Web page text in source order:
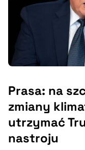
Prasa: na
zmiany
utrzymać
nastroju